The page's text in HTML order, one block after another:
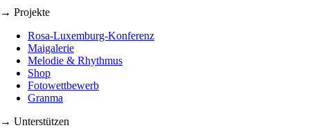
→ Projekte
Rosa-Luxemburg-Konferenz
Maigalerie
Melodie & Rhythmus
Shop
Fotowettbewerb
Granma
→ Unterstützen